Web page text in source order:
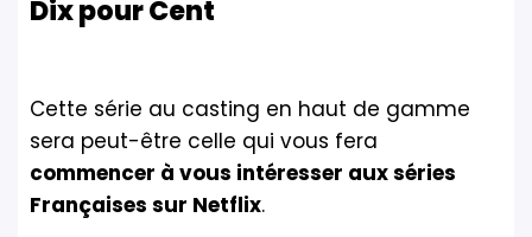
Dix pour Cent
Cette série au casting en haut de gamme
sera peut-être celle qui vous fera
commencer à vous intéresser aux séries
Françaises sur Netflix.